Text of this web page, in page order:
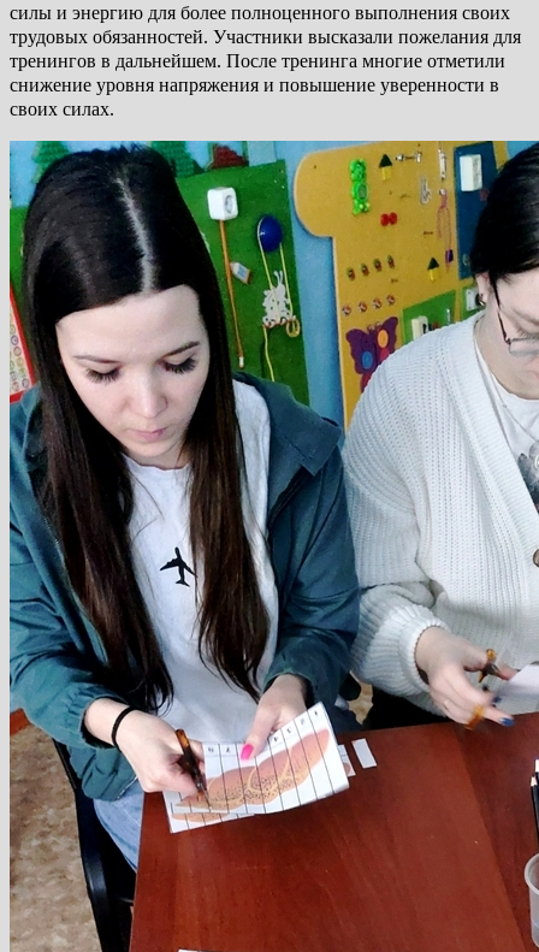
силы и энергию для более полноценного выполнения своих
трудовых обязанностей. Участники высказали пожелания для
тренингов в дальнейшем. После тренинга многие отметили
снижение уровня напряжения и повышение уверенности в
своих силах.